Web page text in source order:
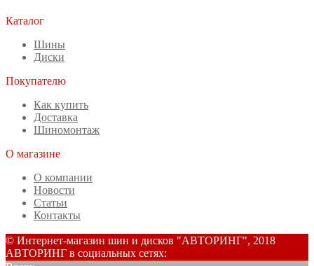
Каталог
Шины
Диски
Покупателю
Как купить
Доставка
Шиномонтаж
О магазине
О компании
Новости
Статьи
Контакты
© Интернет-магазин шин и дисков "АВТОРИНГ", 2018
АВТОРИНГ в социальных сетях: